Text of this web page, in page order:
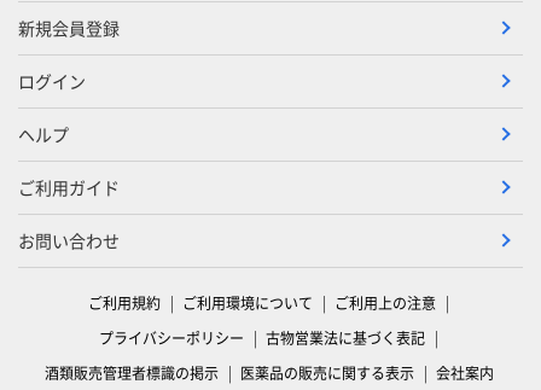
新規会員登録
ログイン
ヘルプ
ご利用ガイド
お問い合わせ
ご利用規約 ご利用環境について
ご利用上の注意
プライバシーポリシー
古物営業法に基づく表記
酒類販売管理者標識の掲示
医薬品の販売に関する表示 会社案内